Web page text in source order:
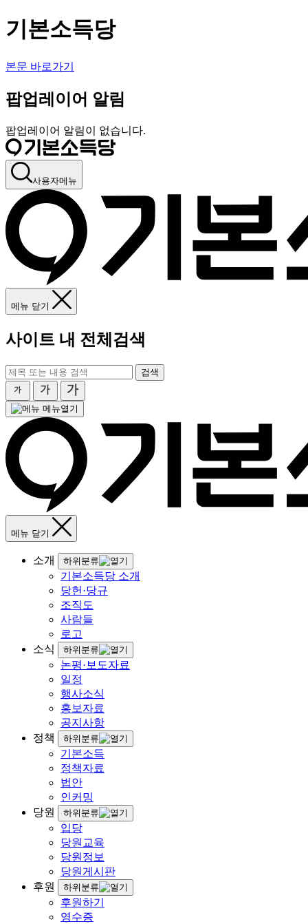
기본소득당
본문 바로가기
팝업레이어 알림
팝업레이어 알림이 없습니다.
사용자메뉴
메뉴 닫기
사이트 내 전체검색
검색
메뉴열기
메뉴 닫기
소개 하위분류
기본소득당 소개
당헌·당규
조직도
사람들
로고
소식
하위분류
논평·보도자료
일정
행사소식
홍보자료
공지사항
정책
하위분류
기본소득
정책자료
법안
인커밍
당원
하위분류
입당
당원교육
당원정보
당원게시판
후원
하위분류
후원하기
영수증